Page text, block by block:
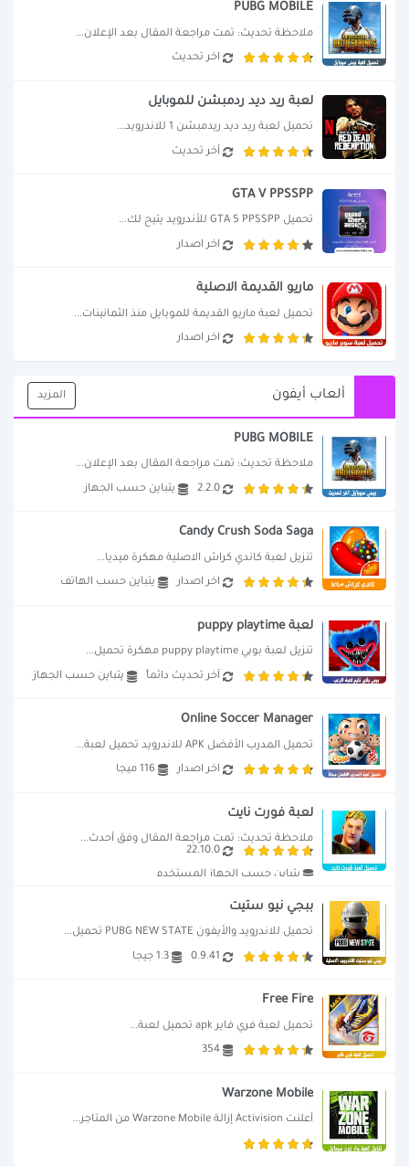
PUBG MOBILE
ملاحظة تحديث: تمت مراجعة المقال بعد الإعلان...
اخر تحديث
لعبة ريد ديد ردمبشن للموبايل
تحميل لعبة ريد ديد ريدمبشن 1 للاندرويد...
أخر تحديث
GTA V PPSSPP
تحميل GTA 5 PPSSPP للأندرويد يتيح لك...
اخر اصدار
ماريو القديمة الاصلية
تحميل لعبة ماريو القديمة للموبايل منذ الثمانينات...
اخر اصدار
ألعاب أيفون المزيد
PUBG MOBILE
ملاحظة تحديث: تمت مراجعة المقال بعد الإعلان...
2.2.0 يتباين حسب الجهاز
Candy Crush Soda Saga
تنزيل لعبة كاندي كراش الاصلية مهكرة ميديا...
اخر اصدار يتباين حسب الهاتف
لعبة puppy playtime
تنزيل لعبة بوبي puppy playtime مهكرة تحميل...
آخر تحديث دائماً يتباين حسب الجهاز
Online Soccer Manager
تحميل المدرب الأفضل APK للاندرويد تحميل لعبة...
اخر اصدار 116 ميجا
لعبة فورت نايت
ملاحظة تحديث: تمت مراجعة المقال وفق أحدث...
22.10.0
يتباين حسب الجهاز المستخدم
ببجي نيو ستيت
تحميل للاندرويد والأيفون PUBG NEW STATE تحميل...
0.9.41 1.3 جيجا
Free Fire
تحميل لعبة فري فاير apk تحميل لعبة...
354
Warzone Mobile
أعلنت Activision إزالة Warzone Mobile من المتاجر...